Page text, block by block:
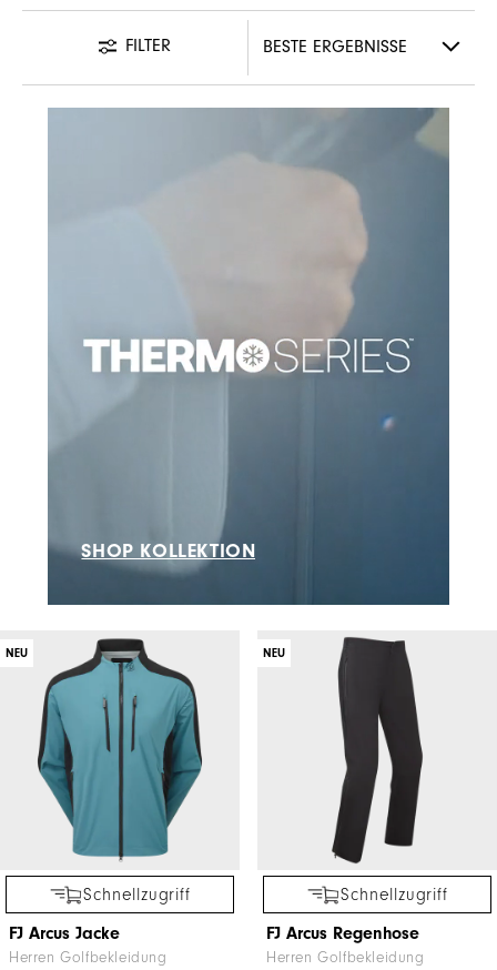
FILTER
SHOP KOLLEKTION
NEU
Schnellzugriff
FJ Arcus Jacke
Herren Golfbekleidung
NEU
Schnellzugriff
FJ Arcus Regenhose
Herren Golfbekleidung